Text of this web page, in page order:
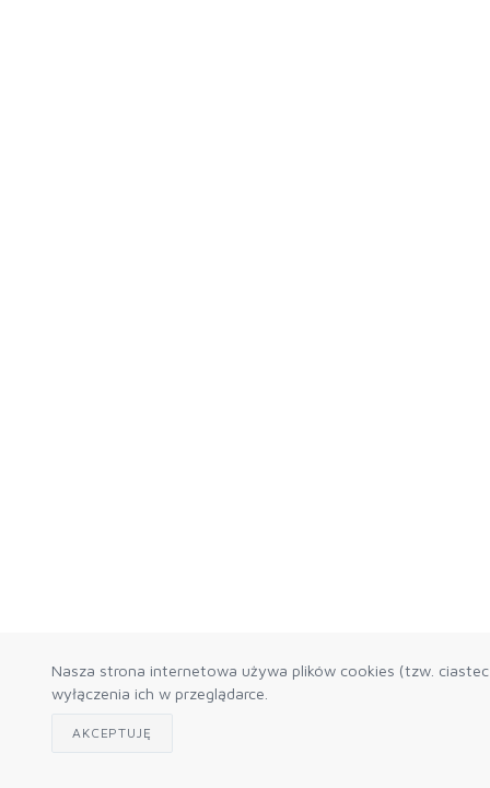
Nasza strona internetowa używa plików cookies (tzw.
wyłączenia ich w przeglądarce.
AKCEPTUJĘ